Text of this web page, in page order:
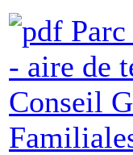
- aire de
Conseil